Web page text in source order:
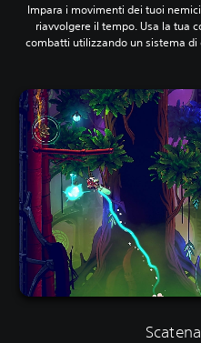
Impara i movimenti dei tuoi
riavvolgere il tempo. Usa la tua
combatti utilizzando un sistema